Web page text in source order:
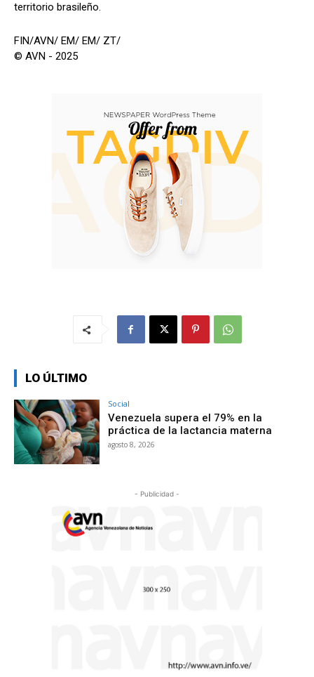
territorio brasileño.
FIN/AVN/ EM/ EM/ ZT/
© AVN - 2025
LO ÚLTIMO
Social
Venezuela supera el 79% en la
práctica de la lactancia materna
agosto 8, 2026
- Publicidad -